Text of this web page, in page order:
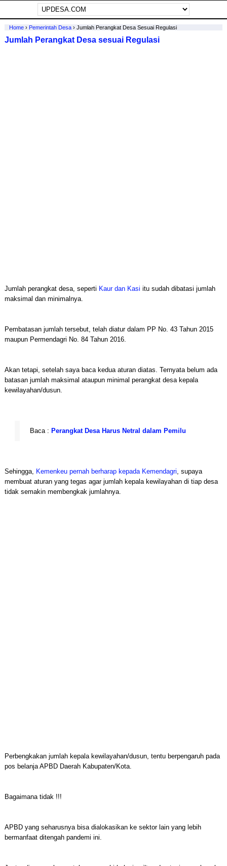
Home› Pemerintah Desa› Jumlah Perangkat Desa Sesuai Regulasi
Jumlah Perangkat Desa sesuai Regulasi
Jumlah perangkat desa, seperti Kaur dan Kasi itu sudah dibatasi jumlah
maksimal dan minimalnya.
Pembatasan jumlah tersebut, telah diatur dalam PP No. 43 Tahun 2015
maupun Permendagri No. 84 Tahun 2016.
Akan tetapi, setelah saya baca kedua aturan diatas. Ternyata belum ada
batasan jumlah maksimal ataupun minimal perangkat desa kepala
kewilayahan/dusun.
Baca : Perangkat Desa Harus Netral dalam Pemilu
Sehingga, Kemenkeu pernah berharap kepada Kemendagri, supaya
membuat aturan yang tegas agar jumlah kepala kewilayahan di tiap desa
tidak semakin membengkak jumlahnya.
Perbengkakan jumlah kepala kewilayahan/dusun, tentu berpengaruh pada
pos belanja APBD Daerah Kabupaten/Kota.
Bagaimana tidak !!!
APBD yang seharusnya bisa dialokasikan ke sektor lain yang lebih
bermanfaat ditengah pandemi ini.